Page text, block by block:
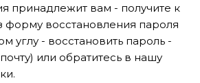
принадлежит вам - получите к
форму восстановления пароля
углу - восстановить пароль -
или обратитесь в нашу